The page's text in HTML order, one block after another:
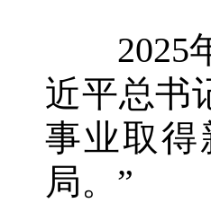
2025年
近平总书
事业取得
局。”